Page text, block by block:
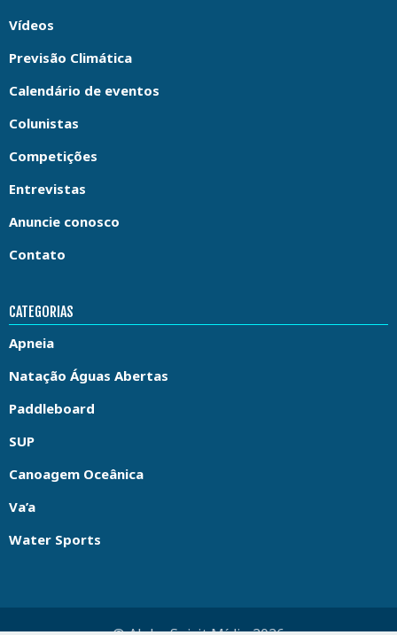
Vídeos
Previsão Climática
Calendário de eventos
Colunistas
Competições
Entrevistas
Anuncie conosco
Contato
CATEGORIAS
Apneia
Natação Águas Abertas
Paddleboard
SUP
Canoagem Oceânica
Va’a
Water Sports